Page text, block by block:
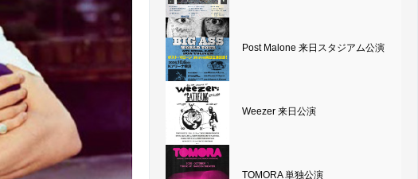
Post Malone 来日スタジアム公演
Weezer 来日公演
TOMORA 単独公演